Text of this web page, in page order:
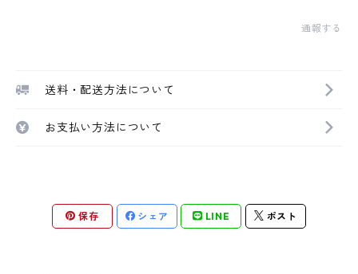
通報する
送料・配送方法について
お支払い方法について
保存 シェア LINE ポスト